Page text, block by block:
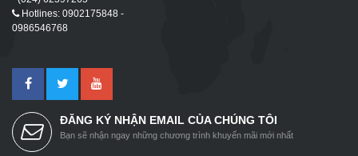
Hotlines: 0902175848 -
0986546768
ĐĂNG KÝ NHẬN EMAIL CỦA CHÚNG TÔI
Bạn sẽ nhận ngay những chương trình khuyến mãi mới nhất